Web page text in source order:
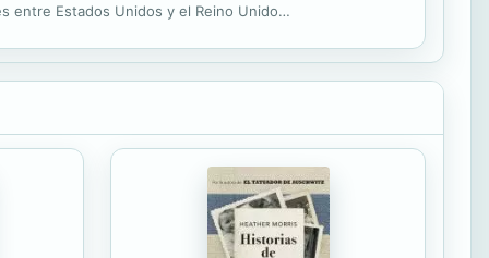
entre Estados Unidos y el Reino Unido